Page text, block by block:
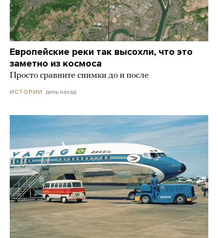
Европейские реки так высохли, что это
заметно из космоса
Просто сравните снимки до и после
ИСТОРИИ день назад